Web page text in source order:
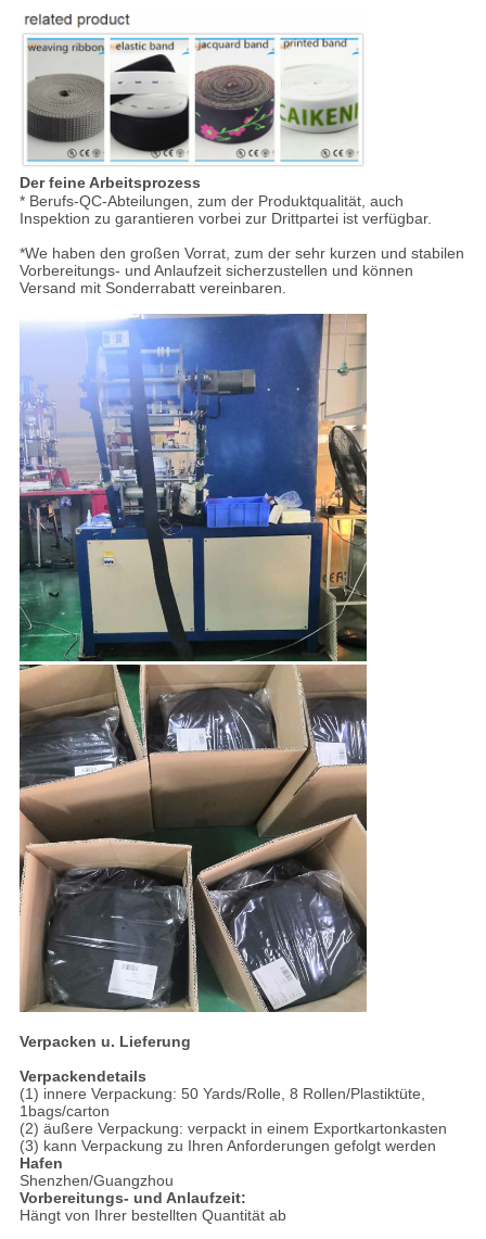
Der feine Arbeitsprozess
* Berufs-QC-Abteilungen, zum der Produktqualität, auch
Inspektion zu garantieren vorbei zur Drittpartei ist verfügbar.
*We haben den großen Vorrat, zum der sehr kurzen und stabilen
Vorbereitungs- und Anlaufzeit sicherzustellen und können
Versand mit Sonderrabatt vereinbaren.
Verpacken u. Lieferung
Verpackendetails
(1) innere Verpackung: 50 Yards/Rolle, 8 Rollen/Plastiktüte,
1bags/carton
(2) äußere Verpackung: verpackt in einem Exportkartonkasten
(3) kann Verpackung zu Ihren Anforderungen gefolgt werden
Hafen
Shenzhen/Guangzhou
Vorbereitungs- und Anlaufzeit:
Hängt von Ihrer bestellten Quantität ab